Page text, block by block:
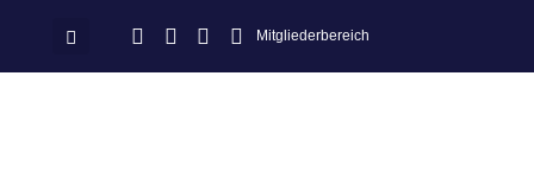
Mitgliederbereich